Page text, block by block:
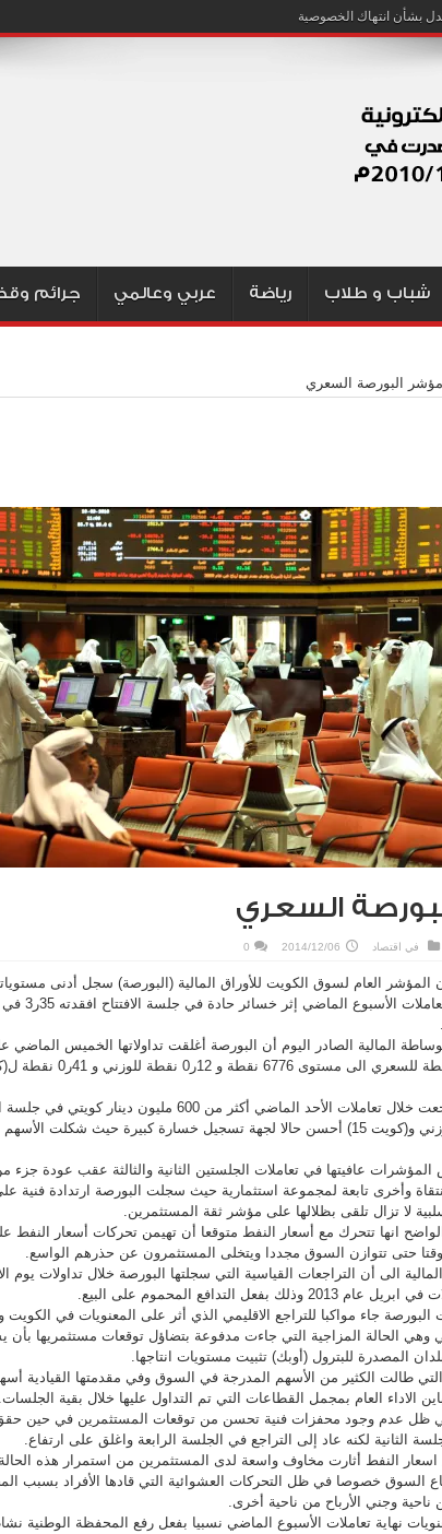
شباب و طلاب رياضة عربي وعالمي جرائم
مؤشر البورصة السعري
السعري
في اقتصاد 2014/12/06
0
العام لسوق الكويت للأوراق المالية (البورصة) سجل أدنى
أكثر من عام ونصف العام في تعاملات
المالية الصادر اليوم أن البورصة أغلقت تداولاتها الخميس الماضي
مؤشراتها الثلاثة بواقع 65ر0 نقطة للسعري الى مستوى 6776
وأوضح أن القيمة السوقية تراجعت خلال تعاملات الأحد الماضي أكثر من 600 مليون دينار
في حين لم يكن المؤشران الوزني و(كويت 15) أحسن حالا لجهة تسجيل خسارة كبيرة حيث شكلت
عافيتها في تعاملات الجلستين الثانية والثالثة عقب عودة جزء
وأخرى تابعة لمجموعة استثمارية حيث سجلت البورصة ارتدادة فنية
لا تزال تلقى بظلالها على مؤشر ثقة المستثمرين.
انها تتحرك مع أسعار النفط متوقعا أن تهيمن تحركات أسعار النفط
وقتا حتى تتوازن السوق مجددا ويتخلى المستثمرون عن حذرهم الواسع.
الى أن التراجعات القياسية التي سجلتها البورصة خلال تداولات يوم
التدافع المحموم على البيع.
جاء مواكبا للتراجع الاقليمي الذي أثر على المعنويات في الكويت
وهي الحالة المزاجية التي جاءت مدفوعة بتضاؤل توقعات مستثمريها بأن
المصدرة للبترول (أوبك) تثبيت مستويات انتاجها.
التي طالت الكثير من الأسهم المدرجة في السوق وفي مقدمتها القيادية
الاداء العام بمجمل القطاعات التي تم التداول عليها خلال بقية الجلسات.
ظل عدم وجود محفزات فنية تحسن من توقعات المستثمرين في حين
الثانية لكنه عاد إلى التراجع في الجلسة الرابعة واغلق على ارتفاع.
النفط أثارت مخاوف واسعة لدى المستثمرين من استمرار هذه
السوق خصوصا في ظل التحركات العشوائية التي قادها الأفراد بسبب
ناحية وجني الأرباح من ناحية أخرى.
نهاية تعاملات الأسبوع الماضي نسبيا بفعل رفع المحفظة الوطنية